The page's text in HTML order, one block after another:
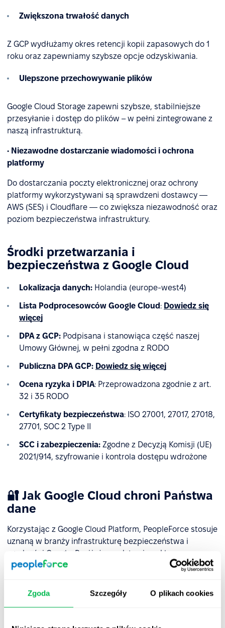
Zgoda Szczegóły O plikach cookies
Zwiększona trwałość danych
Z GCP wydłużamy okres retencji kopii zapasowych do 1
roku oraz zapewniamy szybsze opcje odzyskiwania.
Ulepszone przechowywanie plików
Google Cloud Storage zapewni szybsze, stabilniejsze
przesyłanie i dostęp do plików – w pełni zintegrowane z
naszą infrastrukturą.
• Niezawodne dostarczanie wiadomości i ochrona
platformy
Do dostarczania poczty elektronicznej oraz ochrony
platformy wykorzystywani są sprawdzeni dostawcy —
AWS (SES) i Cloudflare — co zwiększa niezawodność oraz
poziom bezpieczeństwa infrastruktury.
Środki przetwarzania i
bezpieczeństwa z Google Cloud
Lokalizacja danych: Holandia (europe-west4)
Lista Podprocesowców Google Cloud : Dowiedz się
więcej
DPA z GCP: Podpisana i stanowiąca część naszej
Umowy Głównej, w pełni zgodna z RODO
Publiczna DPA GCP: Dowiedz się więcej
Ocena ryzyka i DPIA: Przeprowadzona zgodnie z art.
32 i 35 RODO
Certyfikaty bezpieczeństwa: ISO 27001, 27017, 27018,
27701, SOC 2 Type II
SCC i zabezpieczenia: Zgodne z Decyzją Komisji (UE)
2021/914, szyfrowanie i kontrola dostępu wdrożone
🔐 Jak Google Cloud chroni Państwa
dane
Korzystając z Google Cloud Platform, PeopleForce stosuje
uznaną w branży infrastrukturę bezpieczeństwa i
zgodności Google. Poniżej przedstawiono kluczowe
środki bezpieczeństwa, które zapewniają ochronę
1. Szyfrowanie danych domyślnie